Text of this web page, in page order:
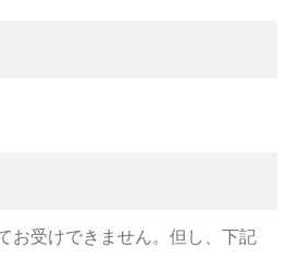
お受けできません。但し、下記